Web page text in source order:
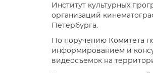
Институт культурных
организаций
Петербурга.
По поручению Комитета
информированием и
видеосъемок на